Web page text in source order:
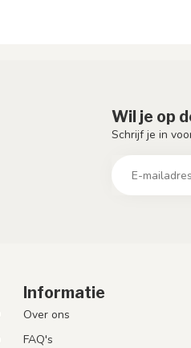
Wil je op
Schrijf je in
Informatie
Over ons
FAQ's